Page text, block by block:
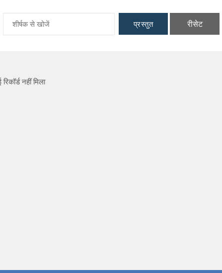
प्रस्तुत रीसेट
रिकॉर्ड नहीं मिला